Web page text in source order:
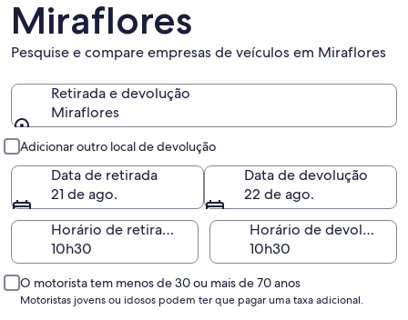
Miraflores
Pesquise e compare empresas de veículos em Miraflores
Retirada e devolução
Miraflores
Adicionar outro local de devolução
Data de retirada
21 de ago.
Data de devolução
22 de ago.
Horário de retirada
Horário de devolução
O motorista tem menos de 30 ou mais de 70 anos
Motoristas jovens ou idosos podem ter que pagar uma taxa adicional.